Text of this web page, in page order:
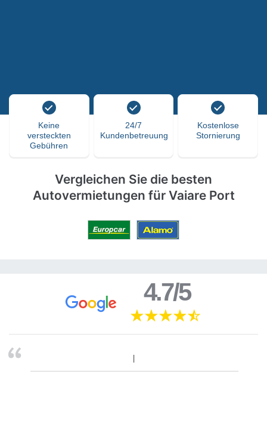
Keine
versteckten
Gebühren
24/7
Kundenbetreuung
Kostenlose
Stornierung
Vergleichen Sie die besten
Autovermietungen für Vaiare Port
4.7/5